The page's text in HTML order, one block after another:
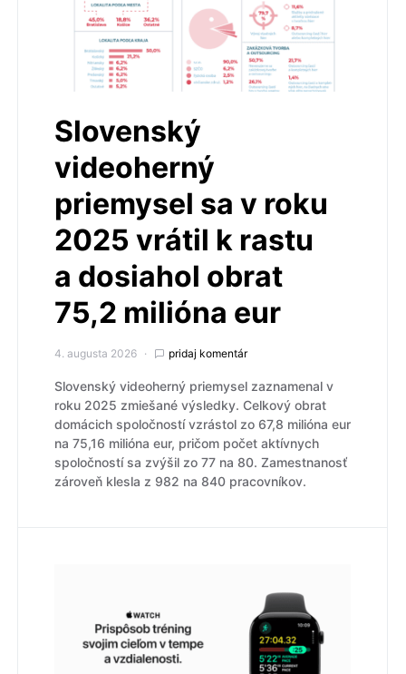
Slovenský
videoherný
priemysel sa v roku
2025 vrátil k rastu
a dosiahol obrat
75,2 milióna eur
4. augusta 2026 pridaj komentár
Slovenský videoherný priemysel zaznamenal v
roku 2025 zmiešané výsledky. Celkový obrat
domácich spoločností vzrástol zo 67,8 milióna eur
na 75,16 milióna eur, pričom počet aktívnych
spoločností sa zvýšil zo 77 na 80. Zamestnanosť
zároveň klesla z 982 na 840 pracovníkov.